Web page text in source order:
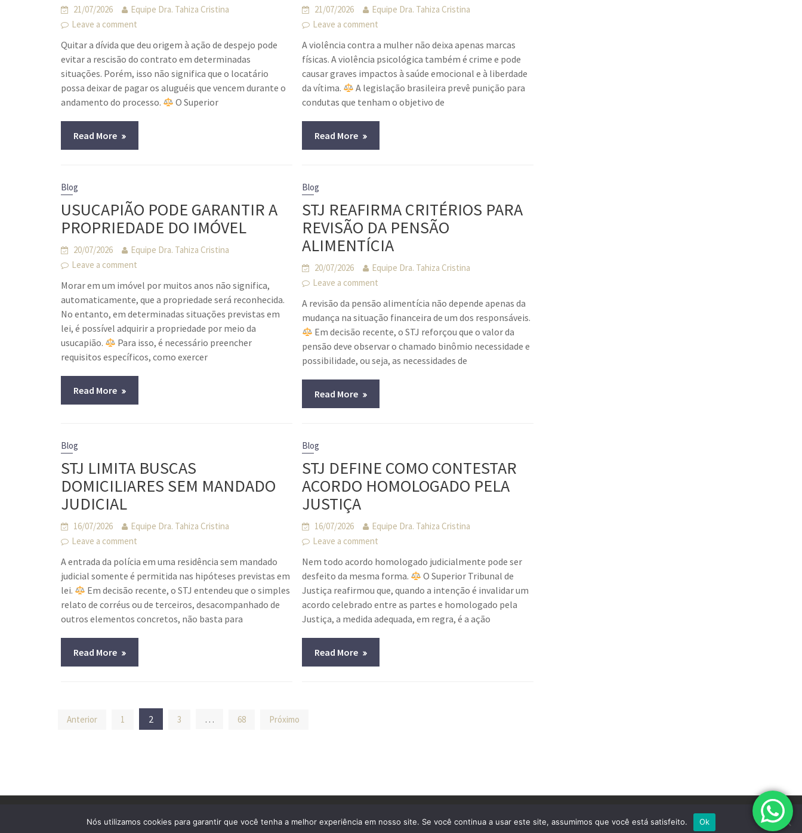
21/07/2026
Equipe Dra. Tahiza Cristina
Leave a comment
Quitar a dívida que deu origem à ação de despejo pode
evitar a rescisão do contrato em determinadas
situações. Porém, isso não significa que o locatário
possa deixar de pagar os aluguéis que vencem durante o
andamento do processo.
O Superior
Read More
21/07/2026
Equipe Dra. Tahiza Cristina
Leave a comment
A violência contra a mulher não deixa apenas marcas
físicas. A violência psicológica também é crime e pode
causar graves impactos à saúde emocional e à liberdade
da vítima.
A legislação brasileira prevê punição para
condutas que tenham o objetivo de
Read More
Blog
USUCAPIÃO PODE GARANTIR A
PROPRIEDADE DO IMÓVEL
20/07/2026
Equipe Dra. Tahiza Cristina
Leave a comment
Morar em um imóvel por muitos anos não significa,
automaticamente, que a propriedade será reconhecida.
No entanto, em determinadas situações previstas em
lei, é possível adquirir a propriedade por meio da
usucapião.
Para isso, é necessário preencher
requisitos específicos, como exercer
Read More
Blog
STJ REAFIRMA CRITÉRIOS PARA
REVISÃO DA PENSÃO
ALIMENTÍCIA
20/07/2026
Equipe Dra. Tahiza Cristina
Leave a comment
A revisão da pensão alimentícia não depende apenas da
mudança na situação financeira de um dos responsáveis.
Em decisão recente, o STJ reforçou que o valor da
pensão deve observar o chamado binômio necessidade e
possibilidade, ou seja, as necessidades de
Read More
Blog
STJ LIMITA BUSCAS
DOMICILIARES SEM MANDADO
JUDICIAL
16/07/2026
Equipe Dra. Tahiza Cristina
Leave a comment
A entrada da polícia em uma residência sem mandado
judicial somente é permitida nas hipóteses previstas em
lei.
Em decisão recente, o STJ entendeu que o simples
relato de corréus ou de terceiros, desacompanhado de
outros elementos concretos, não basta para
Read More
Blog
STJ DEFINE COMO CONTESTAR
ACORDO HOMOLOGADO PELA
JUSTIÇA
16/07/2026
Equipe Dra. Tahiza Cristina
Leave a comment
Nem todo acordo homologado judicialmente pode ser
desfeito da mesma forma.
O Superior Tribunal de
Justiça reafirmou que, quando a intenção é invalidar um
acordo celebrado entre as partes e homologado pela
Justiça, a medida adequada, em regra, é a ação
Read More
Navegação
Anterior 1 2 3 … 68 Próximo
© All Right ReservedLawyer Zone byAcme Themes
Nós utilizamos cookies para garantir que você tenha a melhor experiência em nosso site. Se você continua a usar este site, assumimos que você está satisfeito. Ok